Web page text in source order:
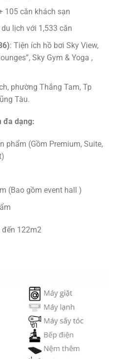
105 căn khách sạn
lịch với 1,533 căn
: Tiện ích hồ bơi Sky View,
Sky Gym & Yoga ,
phường Thắng Tam, Tp
Tàu.
đa dạng:
phẩm (Gồm Premium, Suite,
(Bao gồm event hall )
122m2